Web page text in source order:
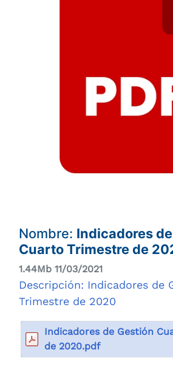
Nombre: Indicadores
Cuarto Trimestre de
1.44Mb 11/03/2021
Descripción: Indicadores de
Trimestre de 2020
Indicadores de Gestión
de 2020.pdf